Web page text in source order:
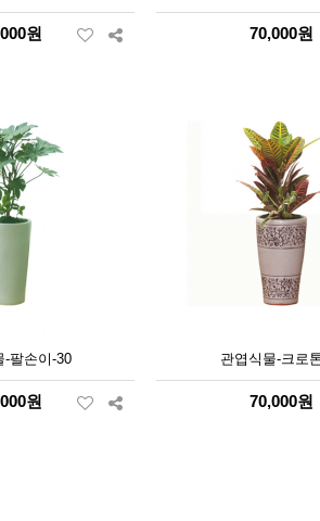
원 70,000원
-팔손이-30
원
관엽식물-크로
70,000원